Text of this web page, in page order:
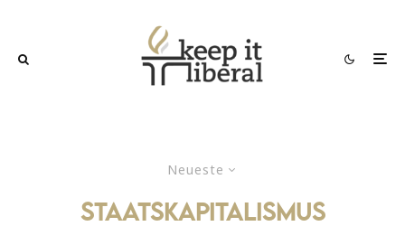
Neueste
Staatskapitalismus